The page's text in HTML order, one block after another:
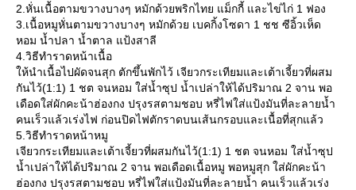
2.หั่นเนื้อตามขวางบางๆ หมักด้วยพริกไทย แม็กกี้ และไข่ไก่ 1 ฟอง
3.เนื้อหมูหั่นตามขวางบางๆ หมักด้วย เบคกิ้งโซดา 1 ชช ซีอิ้วเห็ด
หอม น้ำปลา น้ำตาล แป้งสาลี
4.วิธีทำราดหน้าเนื้อ
ห้นำเนื้อไปผัดจนสุก ตักขึ้นพักไว้ เจียวกระเทียมและเต้าเจี้ยวที่ผสม
กันไว้(1:1) 1 ชต จนหอม ใส่น้ำซุป น้ำเปล่าให้ได้ปริมาณ 2 จาน พอ
เดือดใส่ผักคะน้าฮ่องกง ปรุงรสตามชอบ หรี่ไฟใส่แป้งมันที่ละลายน้ำ
คนเร็วแล้วเร่งไฟ ก่อนปิดไฟตักราดบนเส้นกรอบและเนื้อที่สุกแล้ว
5.วิธีทำราดหน้าหมู
เจียวกระเทียมและเต้าเจี้ยวที่ผสมกันไว้(1:1) 1 ชต จนหอม ใส่น้ำซุป
น้ำเปล่าให้ได้ปริมาณ 2 จาน พอเดือดเนื้อหมู พอหมูสุก ใส่ผักคะน้า
ฮ่องกง ปรุงรสตามชอบ หรี่ไฟใส่แป้งมันที่ละลายน้ำ คนเร็วแล้วเร่ง